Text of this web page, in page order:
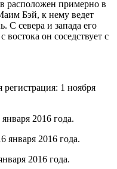
примерно в
Бэй, к нему ведет
С севера и запада его
он соседствует с
регистрация: 1 ноября
2016 года.
января 2016 года.
2016 года.